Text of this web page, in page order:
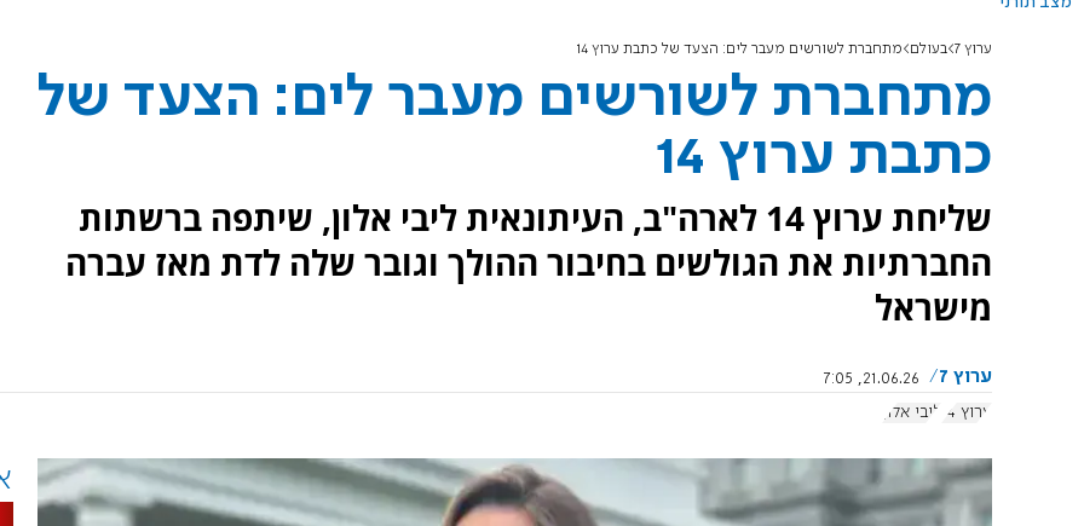
ערוץ 7 בעולם מתחברת לשורשים מעבר לים: הצעד של כתבת ערוץ 14
מתחברת לשורשים מעבר לים: הצעד של
כתבת ערוץ 14
שליחת ערוץ 14 לארה"ב, העיתונאית ליבי אלון, שיתפה ברשתות
החברתיות את הגולשים בחיבור ההולך וגובר שלה לדת מאז עברה
מישראל
ערוץ 7
21.06.26, 7:05
ערוץ 14
ליבי אלון